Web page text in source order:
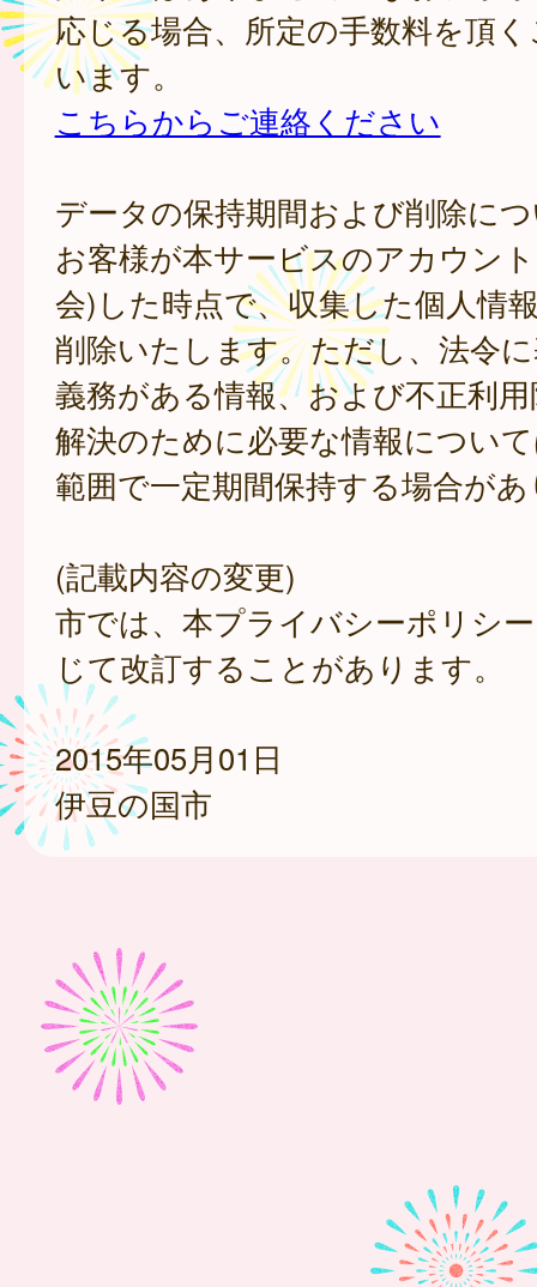
応じる場合、所定の手数料を頂
います。
こちらからご連絡ください
データの保持期間および削除に
お客様が本サービスのアカウン
会)した時点で、収集した個人情
削除いたします。ただし、法令
義務がある情報、および不正利
解決のために必要な情報につい
範囲で一定期間保持する場合が
(記載内容の変更)
市では、本プライバシーポリシ
じて改訂することがあります。
2015年05月01日
伊豆の国市